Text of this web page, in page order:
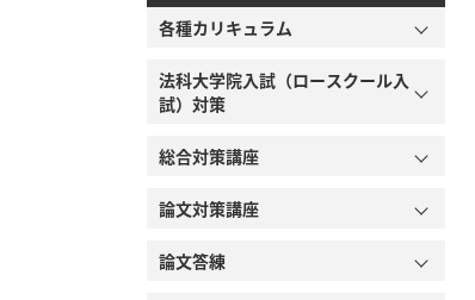
各種カリキュラム
法科大学院入試（ロースクール入
試）対策
総合対策講座
論文対策講座
論文答練